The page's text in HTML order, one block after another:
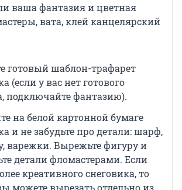
ваша фантазия и цветная
вата, клей канцелярский
готовый шаблон-трафарет
(если у вас нет готового
подключайте фантазию).
на белой картонной бумаге
и не забудьте про детали: шарф,
варежки. Вырежьте фигуру и
детали фломастерами. Если
креативного снеговика, то
можете вырезать отдельно из